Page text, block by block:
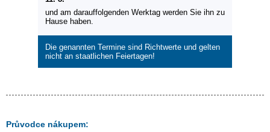
und am darauffolgenden Werktag werden Sie ihn zu
Hause haben.
Die genannten Termine sind Richtwerte und gelten
nicht an staatlichen Feiertagen!
Průvodce nákupem: